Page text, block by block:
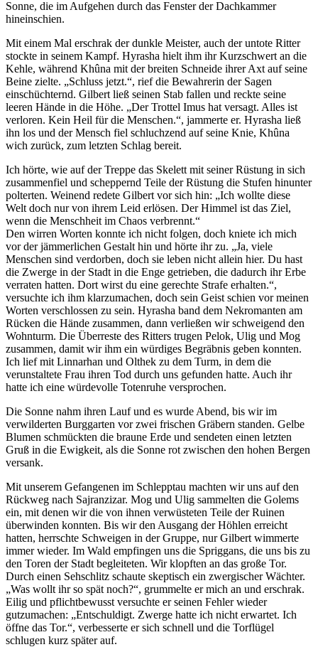
Sonne, die im Aufgehen durch das Fenster der Dachkammer
hineinschien.
Mit einem Mal erschrak der dunkle Meister, auch der untote Ritter
stockte in seinem Kampf. Hyrasha hielt ihm ihr Kurzschwert an die
Kehle, während Khûna mit der breiten Schneide ihrer Axt auf seine
Beine zielte. „Schluss jetzt.“, rief die Bewahrerin der Sagen
einschüchternd. Gilbert ließ seinen Stab fallen und reckte seine
leeren Hände in die Höhe. „Der Trottel Imus hat versagt. Alles ist
verloren. Kein Heil für die Menschen.“, jammerte er. Hyrasha ließ
ihn los und der Mensch fiel schluchzend auf seine Knie, Khûna
wich zurück, zum letzten Schlag bereit.
Ich hörte, wie auf der Treppe das Skelett mit seiner Rüstung in sich
zusammenfiel und scheppernd Teile der Rüstung die Stufen hinunter
polterten. Weinend redete Gilbert vor sich hin: „Ich wollte diese
Welt doch nur von ihrem Leid erlösen. Der Himmel ist das Ziel,
wenn die Menschheit im Chaos verbrennt.“
Den wirren Worten konnte ich nicht folgen, doch kniete ich mich
vor der jämmerlichen Gestalt hin und hörte ihr zu. „Ja, viele
Menschen sind verdorben, doch sie leben nicht allein hier. Du hast
die Zwerge in der Stadt in die Enge getrieben, die dadurch ihr Erbe
verraten hatten. Dort wirst du eine gerechte Strafe erhalten.“,
versuchte ich ihm klarzumachen, doch sein Geist schien vor meinen
Worten verschlossen zu sein. Hyrasha band dem Nekromanten am
Rücken die Hände zusammen, dann verließen wir schweigend den
Wohnturm. Die Überreste des Ritters trugen Pelok, Ulig und Mog
zusammen, damit wir ihm ein würdiges Begräbnis geben konnten.
Ich lief mit Linnarhan und Olthek zu dem Turm, in dem die
verunstaltete Frau ihren Tod durch uns gefunden hatte. Auch ihr
hatte ich eine würdevolle Totenruhe versprochen.
Die Sonne nahm ihren Lauf und es wurde Abend, bis wir im
verwilderten Burggarten vor zwei frischen Gräbern standen. Gelbe
Blumen schmückten die braune Erde und sendeten einen letzten
Gruß in die Ewigkeit, als die Sonne rot zwischen den hohen Bergen
versank.
Mit unserem Gefangenen im Schlepptau machten wir uns auf den
Rückweg nach Sajranzizar. Mog und Ulig sammelten die Golems
ein, mit denen wir die von ihnen verwüsteten Teile der Ruinen
überwinden konnten. Bis wir den Ausgang der Höhlen erreicht
hatten, herrschte Schweigen in der Gruppe, nur Gilbert wimmerte
immer wieder. Im Wald empfingen uns die Spriggans, die uns bis zu
den Toren der Stadt begleiteten. Wir klopften an das große Tor.
Durch einen Sehschlitz schaute skeptisch ein zwergischer Wächter.
„Was wollt ihr so spät noch?“, grummelte er mich an und erschrak.
Eilig und pflichtbewusst versuchte er seinen Fehler wieder
gutzumachen: „Entschuldigt. Zwerge hatte ich nicht erwartet. Ich
öffne das Tor.“, verbesserte er sich schnell und die Torflügel
schlugen kurz später auf.